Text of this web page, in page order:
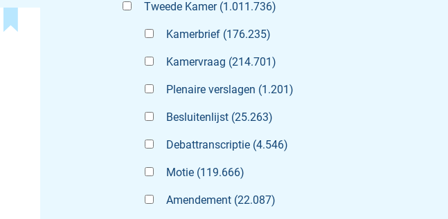
Tweede Kamer (1.011.736)
Kamerbrief (176.235)
Kamervraag (214.701)
Plenaire verslagen (1.201)
Besluitenlijst (25.263)
Debattranscriptie (4.546)
Motie (119.666)
Amendement (22.087)